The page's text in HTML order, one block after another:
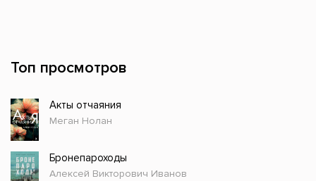
Топ просмотров
Акты отчаяния
Меган Нолан
Бронепароходы
Алексей Викторович Иванов